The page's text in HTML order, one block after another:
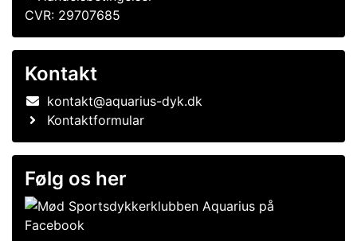
CVR: 29707685
Kontakt
kontakt@aquarius-dyk.dk
Kontaktformular
Følg os her